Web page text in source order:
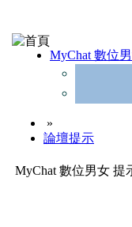
MyChat 數位
»
論壇提示
MyChat 數位男女 提